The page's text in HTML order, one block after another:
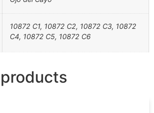
10872 C1, 10872 C2, 10872 C3, 10872
C4, 10872 C5, 10872 C6